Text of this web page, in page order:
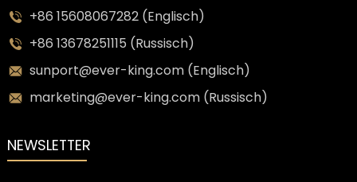
+86 15608067282 (Englisch)
+86 13678251115 (Russisch)
sunport@ever-king.com (Englisch)
marketing@ever-king.com (Russisch)
NEWSLETTER